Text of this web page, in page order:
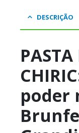
DESCRIÇÃO
poder